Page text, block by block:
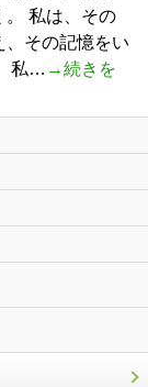
。 私は、その
、その記憶をい
私… →続きを